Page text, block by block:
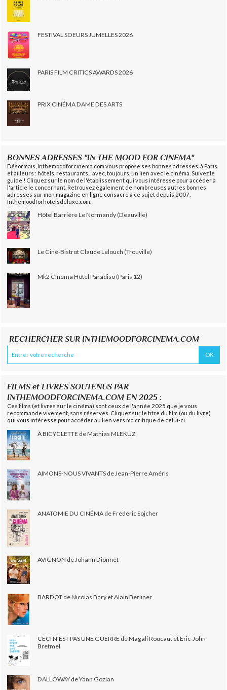
FESTIVAL SOEURS JUMELLES 2026
PARIS FILM CRITICS AWARDS 2026
PRIX CINÉMA DAME DES ARTS
BONNES ADRESSES "IN THE MOOD FOR CINEMA"
Désormais, Inthemoodforcinema.com vous propose ses bonnes adresses, à Paris
et ailleurs : hôtels, restaurants... avec, toujours, un lien avec le cinéma. Suivez le
guide ! Cliquez sur le nom de l'établissement qui vous intéresse pour accéder à
l'article le concernant. Retrouvez également de nombreuses autres bonnes
adresses sur mon magazine en ligne consacré à ce sujet depuis 2007,
Inthemoodforhotelsdeluxe.com.
Hôtel Barrière Le Normandy (Deauville)
Le Ciné-Bistrot Claude Lelouch (Trouville)
Mk2 Cinéma Hôtel Paradiso (Paris 12)
RECHERCHER SUR INTHEMOODFORCINEMA.COM
FILMS et LIVRES SOUTENUS PAR
INTHEMOODFORCINEMA.COM EN 2025 :
Ces films (et livres sur le cinéma) sont ceux de l'année 2025 que je vous
recommande vivement, sans réserves. Cliquez sur le titre du film (ou du livre)
qui vous intéresse pour accéder au lien vers ma critique de celui-ci.
À BICYCLETTE de Mathias MLEKUZ
AIMONS-NOUS VIVANTS de Jean-Pierre Améris
ANATOMIE DU CINÉMA de Frédéric Sojcher
AVIGNON de Johann Dionnet
BARDOT de Nicolas Bary et Alain Berliner
CECI N'EST PAS UNE GUERRE de Magali Roucaut et Eric-John
Bretmel
DALLOWAY de Yann Gozlan